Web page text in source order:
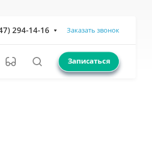
294-14-16 Заказать звонок
Записаться